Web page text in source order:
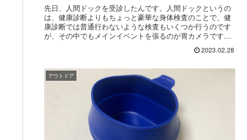
先日、人間ドックを受診したんです。人間ドックというの
は、健康診断よりもちょっと豪華な身体検査のことで、健
康診断では普通行わないような検査もいくつか行うのです
が、その中でもメインイベントを張るのが胃カメラです。
2023.02.28
アウトドア